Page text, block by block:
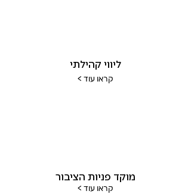
ליווי קהילתי
< קראו עוד
מוקד פניות הציבור
< קראו עוד